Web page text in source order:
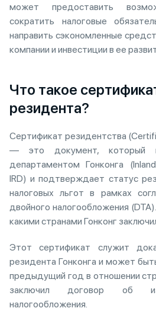
может предоставить
сократить налоговые
направить сэкономленные
компании и инвестиции в ее
Что такое
резидента?
Сертификат резидентства
— это документ, который
департаментом Гонконга
IRD) и подтверждает статус
налоговых льгот в рамках
двойного налогообложения
какими странами Гонконг
Этот сертификат служит
резидента Гонконга и может
предыдущий год в отношении
заключил договор об
налогообложения.